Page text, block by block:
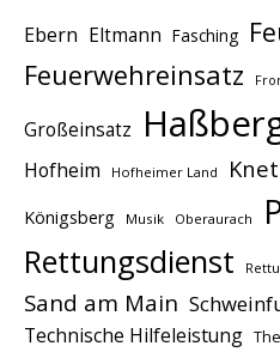
Ebern Eltmann Fasching
Feuerwehreinsatz
Großeinsatz
Hofheim Hofheimer Land
Königsberg Musik Oberaurach
Rettungsdienst
Sand am Main
Technische Hilfeleistung